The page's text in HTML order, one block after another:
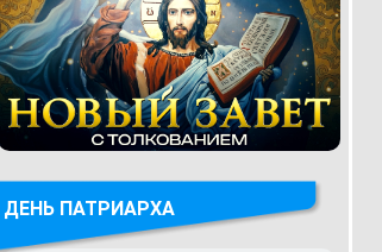
ДЕНЬ ПАТРИАРХА